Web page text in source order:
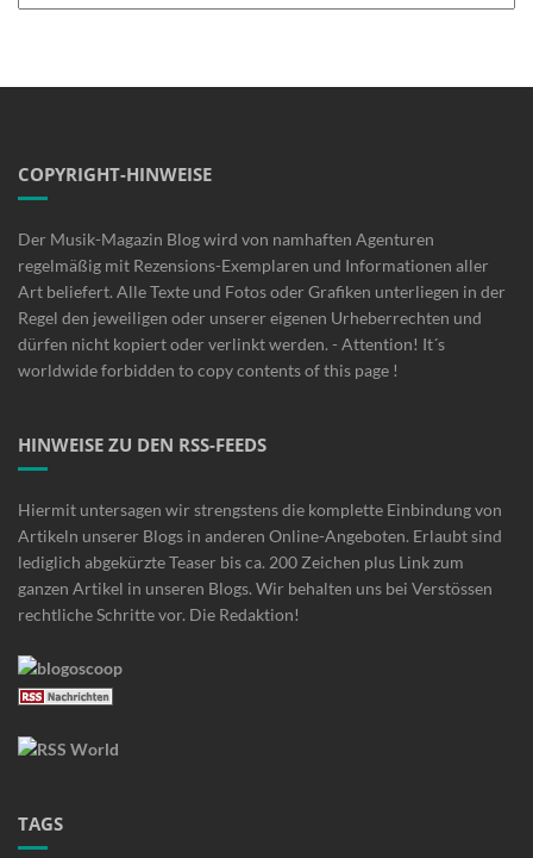
COPYRIGHT-HINWEISE
Der Musik-Magazin Blog wird von namhaften Agenturen
regelmäßig mit Rezensions-Exemplaren und Informationen aller
Art beliefert. Alle Texte und Fotos oder Grafiken unterliegen in der
Regel den jeweiligen oder unserer eigenen Urheberrechten und
dürfen nicht kopiert oder verlinkt werden. - Attention! It´s
worldwide forbidden to copy contents of this page !
HINWEISE ZU DEN RSS-FEEDS
Hiermit untersagen wir strengstens die komplette Einbindung von
Artikeln unserer Blogs in anderen Online-Angeboten. Erlaubt sind
lediglich abgekürzte Teaser bis ca. 200 Zeichen plus Link zum
ganzen Artikel in unseren Blogs. Wir behalten uns bei Verstössen
rechtliche Schritte vor. Die Redaktion!
TAGS